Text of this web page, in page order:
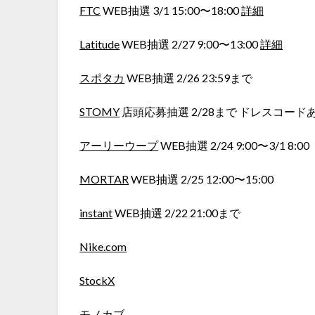
FTC WEB抽選 3/1 15:00〜18:00詳細
LatitudeWEB抽選 2/27 9:00〜13:00詳細
スポタカ WEB抽選 2/26 23:59まで
STOMY 店頭応募抽選 2/28まで ドレスコード
アーリーウープWEB抽選 2/24 9:00〜3/1 8:00
MORTARWEB抽選 2/25 12:00〜15:00
instantWEB抽選 2/22 21:00まで
Nike.com
StockX